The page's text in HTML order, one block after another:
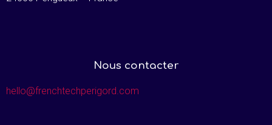
Nous contacter
hello@frenchtechperigord.com